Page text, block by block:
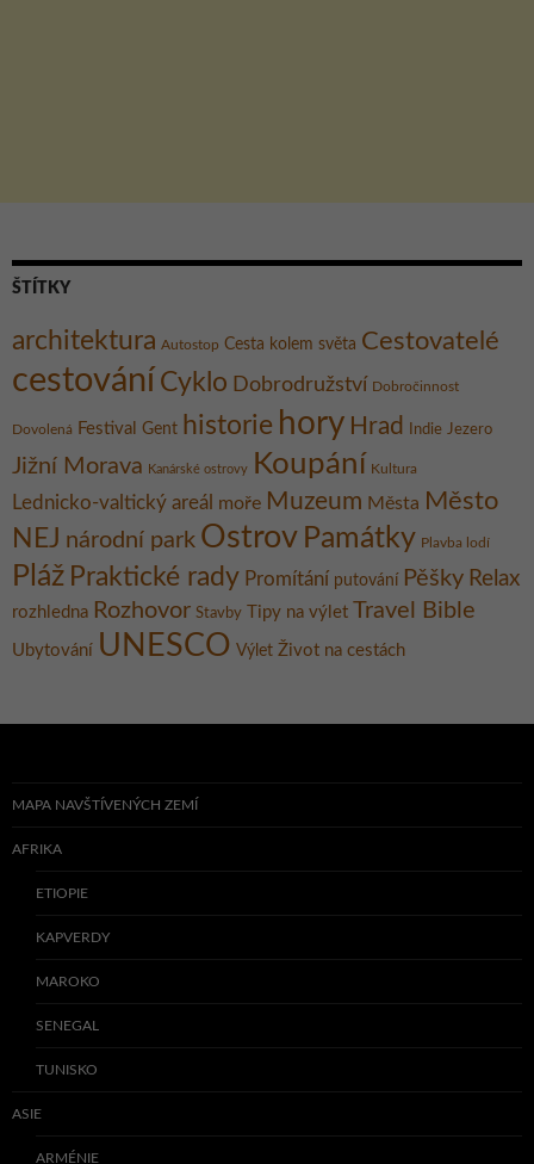
ŠTÍTKY
architektura Autostop Cesta kolem světa Cestovatelé
cestování Cyklo Dobrodružství Dobročinnost
Dovolená Festival Gent historie hory Hrad Indie Jezero
Jižní Morava Kanárské ostrovy Koupání Kultura
Lednicko-valtický areál moře Muzeum Města Město
NEJ národní park Ostrov Památky Plavba lodí
Pláž Praktické rady Promítání putování Pěšky Relax
rozhledna Rozhovor Stavby Tipy na výlet Travel Bible
Ubytování UNESCO Výlet Život na cestách
MAPA NAVŠTÍVENÝCH ZEMÍ
AFRIKA
ETIOPIE
KAPVERDY
MAROKO
SENEGAL
TUNISKO
ASIE
ARMÉNIE